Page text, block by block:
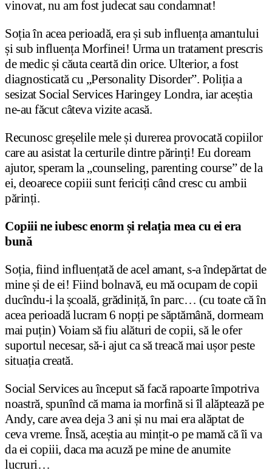
vinovat, nu am fost judecat sau condamnat!
Soția în acea perioadă, era și sub influența amantului
și sub influența Morfinei! Urma un tratament prescris
de medic și căuta ceartă din orice. Ulterior, a fost
diagnosticată cu „Personality Disorder”. Poliția a
sesizat Social Services Haringey Londra, iar aceștia
ne-au făcut câteva vizite acasă.
Recunosc greșelile mele și durerea provocată copiilor
care au asistat la certurile dintre părinți! Eu doream
ajutor, speram la „counseling, parenting course” de la
ei, deoarece copiii sunt fericiți când cresc cu ambii
părinți.
Copiii ne iubesc enorm și relația mea cu ei era
bună
Soția, fiind influențată de acel amant, s-a îndepărtat de
mine și de ei! Fiind bolnavă, eu mă ocupam de copii
ducîndu-i la școală, grădiniță, în parc… (cu toate că în
acea perioadă lucram 6 nopți pe săptămână, dormeam
mai puțin) Voiam să fiu alături de copii, să le ofer
suportul necesar, să-i ajut ca să treacă mai ușor peste
situația creată.
Social Services au început să facă rapoarte împotriva
noastră, spunînd că mama ia morfină si îl alăptează pe
Andy, care avea deja 3 ani și nu mai era alăptat de
ceva vreme. Însă, aceștia au mințit-o pe mamă că îi va
da ei copiii, daca ma acuză pe mine de anumite
lucruri…